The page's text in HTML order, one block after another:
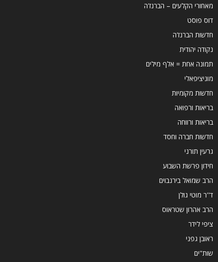
מאחורי הקלעים – הברנז'ה
דוס פוסט
חדשות הברנז'ה
נקודה יהודית
תמונה אחת = אלף מילים
מוניציפאלי
חדשות מקומיות
בריאות ורפואה
בריאות ורווחה
חדשות חברה וחסד
גרעין תורני
חידון פרשת השבוע
הרב שמואל בירנבוים
ד''ר מוטי גולן
הרב אהרון שטראוס
ציפי לידר
ראובן גפני
שות"ים